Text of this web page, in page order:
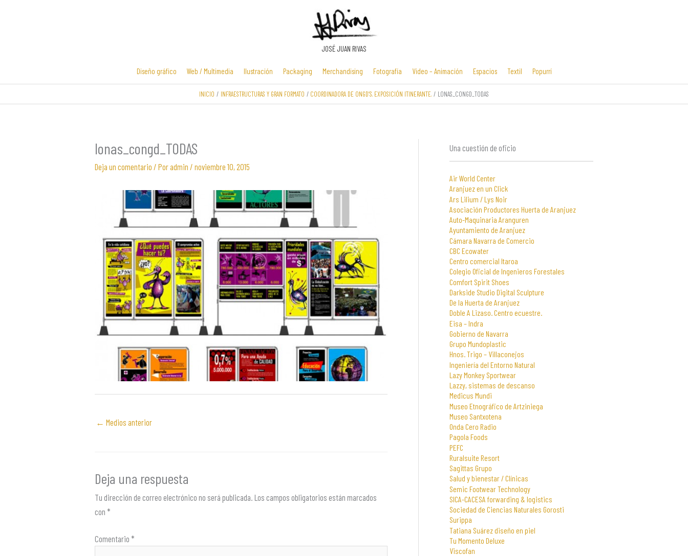
JOSÉ JUAN RIVAS
Diseño gráfico
Identidad
Web / Multimedia
Diseño y
Manuales y
Ilustración Packaging Merchandising Fotografía Video – Animación Espacios Textil Popurrí
INICIO INFRAESTRUCTURAS Y GRAN FORMATO COORDINADORA DE ONGD’S. EXPOSICIÓN ITINERANTE. LONAS_CONGD_TODAS
lonas_congd_TODAS
Deja un comentario / Poradmin / noviembre 10, 2015
← Medios anterior
Deja una respuesta
Tu dirección de correo electrónico no será publicada. Los campos obligatorios están marcados
con *
Comentario *
Una cuestión de oficio
Air World Center
Aranjuez en un Click
Ars Lilium / Lys Noir
Asociación Productores Huerta de Aranjuez
Auto-Maquinaria Aranguren
Ayuntamiento de Aranjuez
Cámara Navarra de Comercio
CBC Ecowater
Centro comercial Itaroa
Colegio Oficial de Ingenieros Forestales
Comfort Spirit Shoes
Darkside Studio Digital Sculpture
De la Huerta de Aranjuez
Doble A Lizaso. Centro ecuestre.
Eisa – Indra
Gobierno de Navarra
Grupo Mundoplastic
Hnos. Trigo – Villaconejos
Ingeniería del Entorno Natural
Lazy Monkey Sportwear
Lazzy, sistemas de descanso
Medicus Mundi
Museo Etnográfico de Artziniega
Museo Santxotena
Onda Cero Radio
Pagola Foods
PEFC
Ruralsuite Resort
Sagittas Grupo
Salud y bienestar / Clínicas
Semic Footwear Technology
SICA-CACESA forwarding & logistics
Sociedad de Ciencias Naturales Gorosti
Surippa
Tatiana Suárez diseño en piel
Tu Momento Deluxe
Viscofan